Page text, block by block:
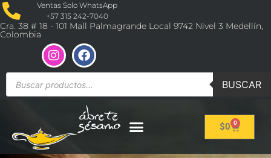
Ventas Solo WhatsApp
+57 315 242-7040
Cra. 38 # 18 - 101 Mall Palmagrande Local 9742 Nivel 3 Medellín,
Colombia
BUSCAR
$0 0